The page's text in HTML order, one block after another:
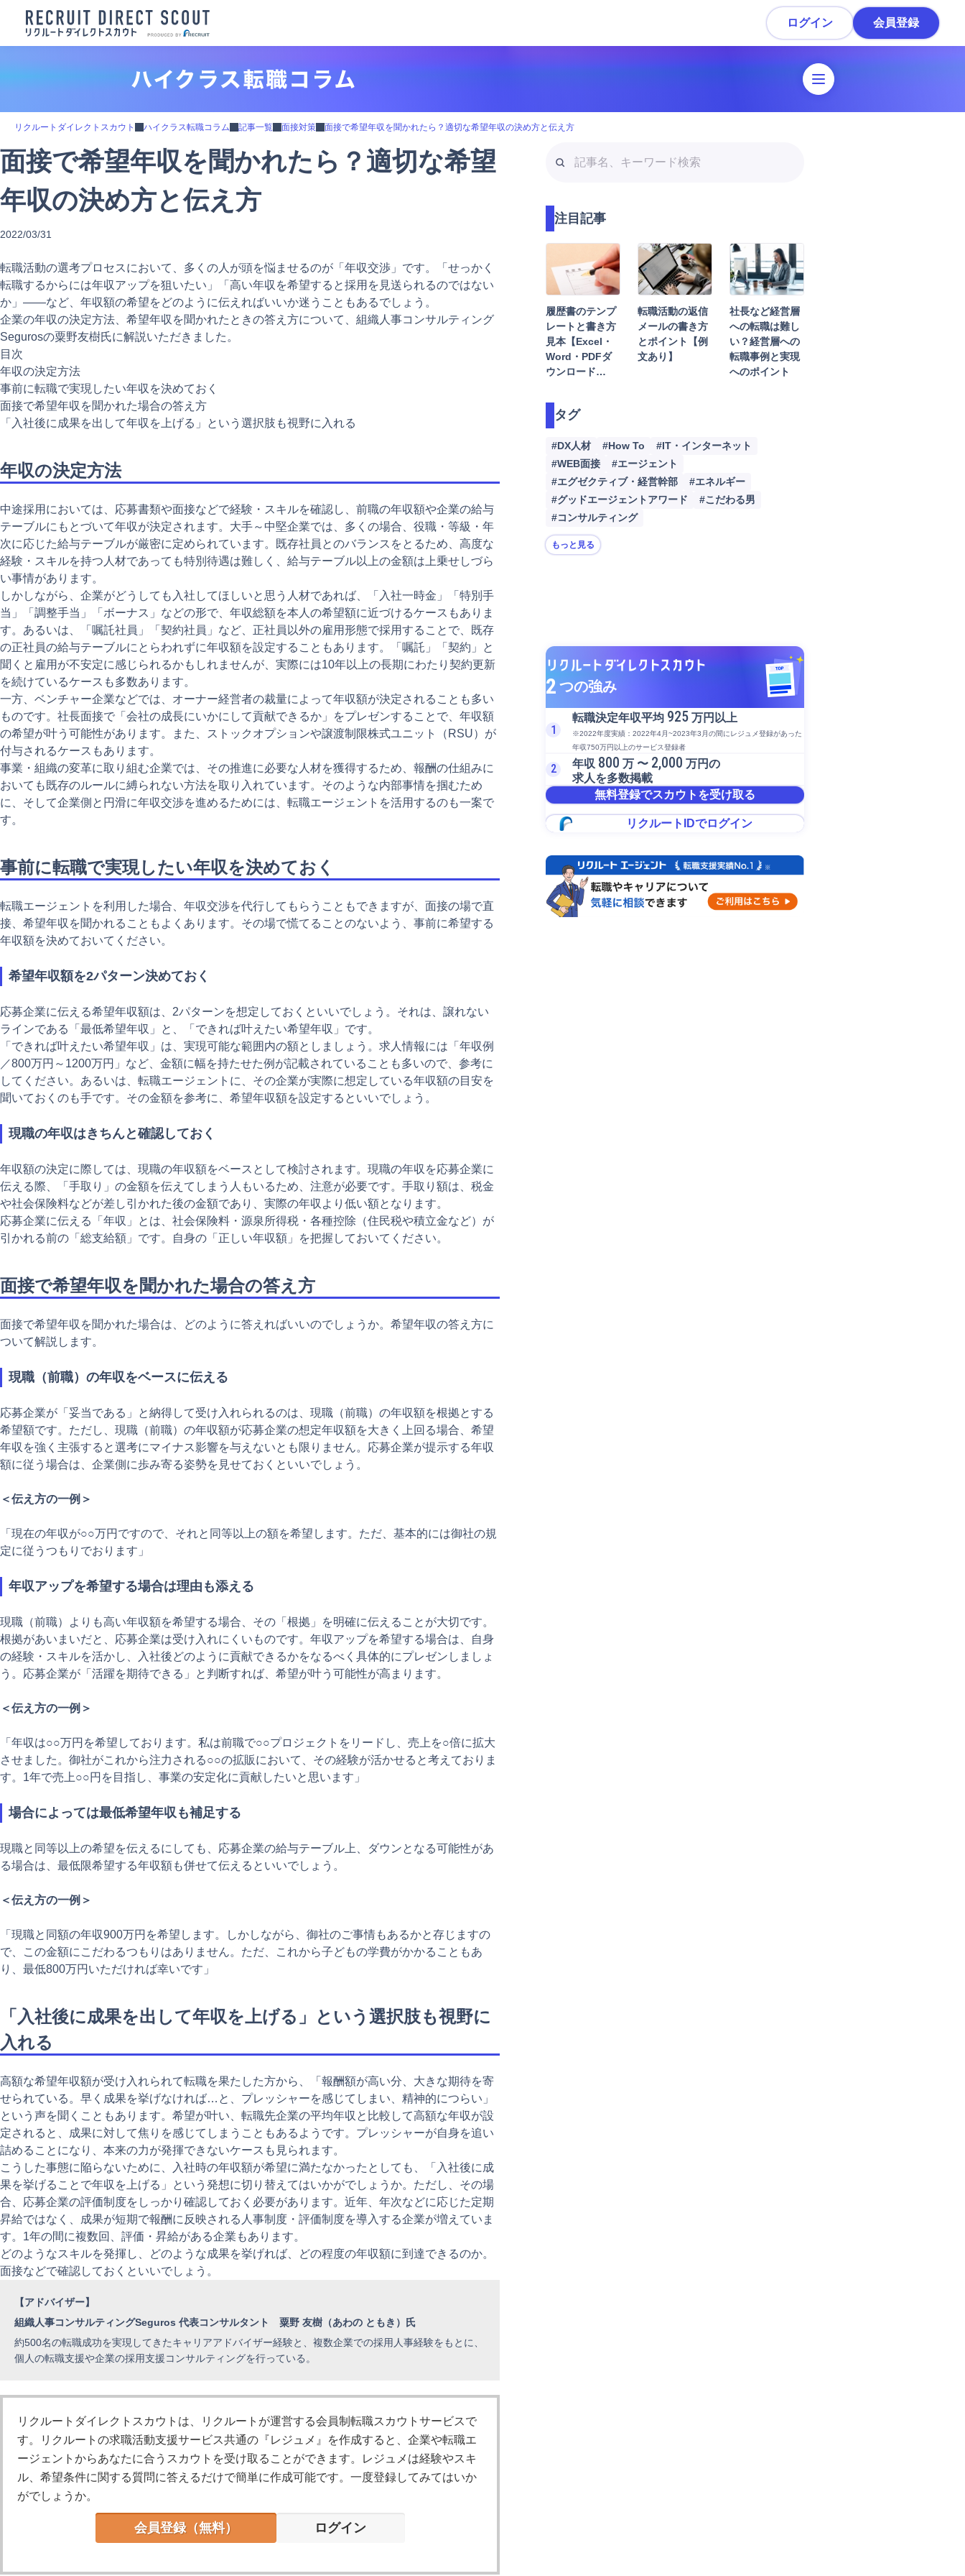
ログイン 会員登録
転職準備
面接対策
内定・退職準備
転職活動Tips
注目記事
リクルートダイレクトスカウト ハイクラス転職コラム 記事一覧 面接対策 面接で希望年収を聞かれたら？適切な希望年収の決め方と伝え方
面接で希望年収を聞かれたら？適切な希望
年収の決め方と伝え方
2022/03/31
転職活動の選考プロセスにおいて、多くの人が頭を悩ませるのが「年収交渉」です。「せっかく
転職するからには年収アップを狙いたい」「高い年収を希望すると採用を見送られるのではない
か」――など、年収額の希望をどのように伝えればいいか迷うこともあるでしょう。
企業の年収の決定方法、希望年収を聞かれたときの答え方について、組織人事コンサルティング
Segurosの粟野友樹氏に解説いただきました。
目次
年収の決定方法
事前に転職で実現したい年収を決めておく
面接で希望年収を聞かれた場合の答え方
「入社後に成果を出して年収を上げる」という選択肢も視野に入れる
年収の決定方法
中途採用においては、応募書類や面接などで経験・スキルを確認し、前職の年収額や企業の給与
テーブルにもとづいて年収が決定されます。大手～中堅企業では、多くの場合、役職・等級・年
次に応じた給与テーブルが厳密に定められています。既存社員とのバランスをとるため、高度な
経験・スキルを持つ人材であっても特別待遇は難しく、給与テーブル以上の金額は上乗せしづら
い事情があります。
しかしながら、企業がどうしても入社してほしいと思う人材であれば、「入社一時金」「特別手
当」「調整手当」「ボーナス」などの形で、年収総額を本人の希望額に近づけるケースもありま
す。あるいは、「嘱託社員」「契約社員」など、正社員以外の雇用形態で採用することで、既存
の正社員の給与テーブルにとらわれずに年収額を設定することもあります。「嘱託」「契約」と
聞くと雇用が不安定に感じられるかもしれませんが、実際には10年以上の長期にわたり契約更新
を続けているケースも多数あります。
一方、ベンチャー企業などでは、オーナー経営者の裁量によって年収額が決定されることも多い
ものです。社長面接で「会社の成長にいかにして貢献できるか」をプレゼンすることで、年収額
の希望が叶う可能性があります。また、ストックオプションや譲渡制限株式ユニット（RSU）が
付与されるケースもあります。
事業・組織の変革に取り組む企業では、その推進に必要な人材を獲得するため、報酬の仕組みに
おいても既存のルールに縛られない方法を取り入れています。そのような内部事情を掴むため
に、そして企業側と円滑に年収交渉を進めるためには、転職エージェントを活用するのも一案で
す。
事前に転職で実現したい年収を決めておく
転職エージェントを利用した場合、年収交渉を代行してもらうこともできますが、面接の場で直
接、希望年収を聞かれることもよくあります。その場で慌てることのないよう、事前に希望する
年収額を決めておいてください。
希望年収額を2パターン決めておく
応募企業に伝える希望年収額は、2パターンを想定しておくといいでしょう。それは、譲れない
ラインである「最低希望年収」と、「できれば叶えたい希望年収」です。
「できれば叶えたい希望年収」は、実現可能な範囲内の額としましょう。求人情報には「年収例
／800万円～1200万円」など、金額に幅を持たせた例が記載されていることも多いので、参考に
してください。あるいは、転職エージェントに、その企業が実際に想定している年収額の目安を
聞いておくのも手です。その金額を参考に、希望年収額を設定するといいでしょう。
現職の年収はきちんと確認しておく
年収額の決定に際しては、現職の年収額をベースとして検討されます。現職の年収を応募企業に
伝える際、「手取り」の金額を伝えてしまう人もいるため、注意が必要です。手取り額は、税金
や社会保険料などが差し引かれた後の金額であり、実際の年収より低い額となります。
応募企業に伝える「年収」とは、社会保険料・源泉所得税・各種控除（住民税や積立金など）が
引かれる前の「総支給額」です。自身の「正しい年収額」を把握しておいてください。
面接で希望年収を聞かれた場合の答え方
面接で希望年収を聞かれた場合は、どのように答えればいいのでしょうか。希望年収の答え方に
ついて解説します。
現職（前職）の年収をベースに伝える
応募企業が「妥当である」と納得して受け入れられるのは、現職（前職）の年収額を根拠とする
希望額です。ただし、現職（前職）の年収額が応募企業の想定年収額を大きく上回る場合、希望
年収を強く主張すると選考にマイナス影響を与えないとも限りません。応募企業が提示する年収
額に従う場合は、企業側に歩み寄る姿勢を見せておくといいでしょう。
＜伝え方の一例＞
「現在の年収が○○万円ですので、それと同等以上の額を希望します。ただ、基本的には御社の規
定に従うつもりでおります」
年収アップを希望する場合は理由も添える
現職（前職）よりも高い年収額を希望する場合、その「根拠」を明確に伝えることが大切です。
根拠があいまいだと、応募企業は受け入れにくいものです。年収アップを希望する場合は、自身
の経験・スキルを活かし、入社後どのように貢献できるかをなるべく具体的にプレゼンしましょ
う。応募企業が「活躍を期待できる」と判断すれば、希望が叶う可能性が高まります。
＜伝え方の一例＞
「年収は○○万円を希望しております。私は前職で○○プロジェクトをリードし、売上を○倍に拡大
させました。御社がこれから注力される○○の拡販において、その経験が活かせると考えておりま
す。1年で売上○○円を目指し、事業の安定化に貢献したいと思います」
場合によっては最低希望年収も補足する
現職と同等以上の希望を伝えるにしても、応募企業の給与テーブル上、ダウンとなる可能性があ
る場合は、最低限希望する年収額も併せて伝えるといいでしょう。
＜伝え方の一例＞
「現職と同額の年収900万円を希望します。しかしながら、御社のご事情もあるかと存じますの
で、この金額にこだわるつもりはありません。ただ、これから子どもの学費がかかることもあ
り、最低800万円いただければ幸いです」
「入社後に成果を出して年収を上げる」という選択肢も視野に
入れる
高額な希望年収額が受け入れられて転職を果たした方から、「報酬額が高い分、大きな期待を寄
せられている。早く成果を挙げなければ…と、プレッシャーを感じてしまい、精神的につらい」
という声を聞くこともあります。希望が叶い、転職先企業の平均年収と比較して高額な年収が設
定されると、成果に対して焦りを感じてしまうこともあるようです。プレッシャーが自身を追い
詰めることになり、本来の力が発揮できないケースも見られます。
こうした事態に陥らないために、入社時の年収額が希望に満たなかったとしても、「入社後に成
果を挙げることで年収を上げる」という発想に切り替えてはいかがでしょうか。ただし、その場
合、応募企業の評価制度をしっかり確認しておく必要があります。近年、年次などに応じた定期
昇給ではなく、成果が短期で報酬に反映される人事制度・評価制度を導入する企業が増えていま
す。1年の間に複数回、評価・昇給がある企業もあります。
どのようなスキルを発揮し、どのような成果を挙げれば、どの程度の年収額に到達できるのか。
面接などで確認しておくといいでしょう。
【アドバイザー】
組織人事コンサルティングSeguros 代表コンサルタント 粟野 友樹（あわの ともき）氏
約500名の転職成功を実現してきたキャリアアドバイザー経験と、複数企業での採用人事経験をもとに、
個人の転職支援や企業の採用支援コンサルティングを行っている。
リクルートダイレクトスカウト は、リクルートが運営する会員制転職スカウトサービスで
す。リクルートの求職活動支援サービス共通の『レジュメ』を作成すると、企業や転職エ
ージェントからあなたに合うスカウトを受け取ることができます。レジュメは経験やスキ
ル、希望条件に関する質問に答えるだけで簡単に作成可能です。一度登録してみてはいか
がでしょうか。
会員登録（無料） ログイン
事
キ
ー
検
索
注目記事
履歴書のテンプ
レートと書き方
見本【Excel・
Word・PDFダ
ウンロード…
転職活動の返信
メールの書き方
とポイント【例
文あり】
社長など経営層
への転職は難し
い？経営層への
転職事例と実現
へのポイント
タグ
#DX人材 #How To
#IT・インターネット
#WEB面接
#エージェント
#エグゼクティブ・経営幹部
#エネルギー
#グッドエージェントアワード
#こだわる男
#コンサルティング
もっと見る
2 つの強み
1
転職決定年収平均 925 万円以上
※2022年度実績：2022年4月~2023年3月の間にレジュメ登録があった
年収750万円以上のサービス登録者
2 年収 800 万 〜 2,000 万円の
求人を多数掲載
無料登録でスカウトを受け取る
リクルートIDでログイン